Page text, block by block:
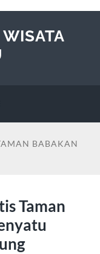
BABAKAN
Taman